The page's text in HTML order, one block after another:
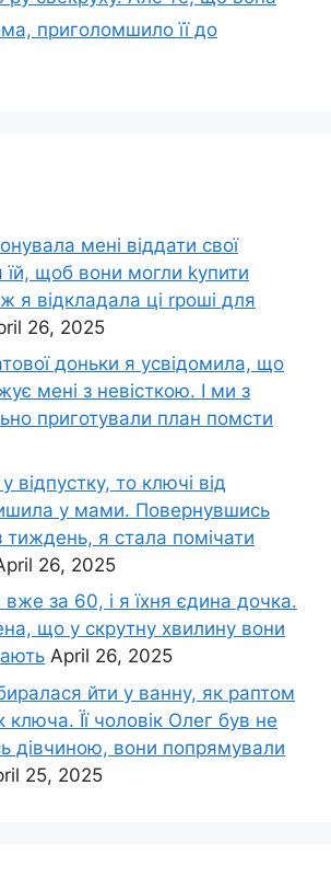
приголомшило її до
мені віддати свої
щоб вони могли kупити
я відкладала ці rроші для
26, 2025
доньки я усвідомила, що
мені з невісткою. І ми з
приготували план помсти
відпустку, то ключі від
у мами. Повернувшись
я стала помічати
26, 2025
за 60, і я їхня єдина дочка.
що у скрутну хвилину вони
April 26, 2025
йти у ванну, як раптом
ключа. Її чоловік Олег був не
дівчиною, вони попрямували
25, 2025